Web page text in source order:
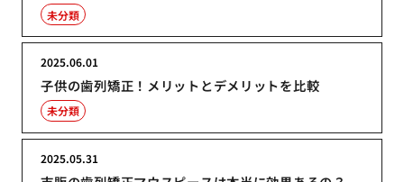
未分類
子供の歯列矯正！メリットとデメリットを比較
2025.06.01
未分類
2025.05.31